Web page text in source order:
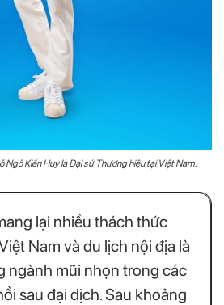
Ngô Kiến Huy là Đại sứ Thương hiệu tại Việt Nam.
lại nhiều thách thức
Nam và du lịch nội địa là
ngành mũi nhọn trong các
sau đại dịch. Sau khoảng